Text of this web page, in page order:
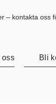
– kontakta oss
oss Bli